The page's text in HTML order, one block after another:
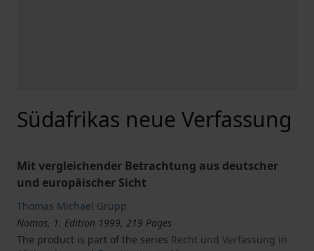
Südafrikas neue Verfassung
Mit vergleichender Betrachtung aus deutscher
und europäischer Sicht
Thomas Michael Grupp
Nomos, 1. Edition 1999, 219 Pages
The product is part of the series Recht und Verfassung in